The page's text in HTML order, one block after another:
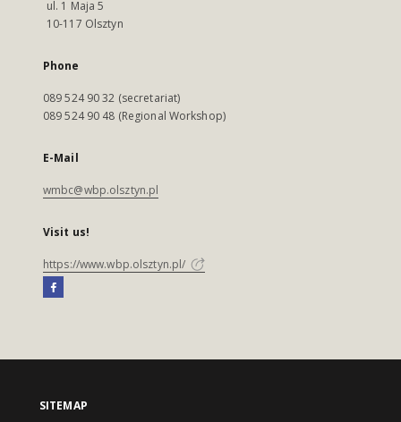
ul. 1 Maja 5
10-117 Olsztyn
Phone
089 524 90 32 (secretariat)
089 524 90 48 (Regional Workshop)
E-Mail
wmbc@wbp.olsztyn.pl
Visit us!
https://www.wbp.olsztyn.pl/
SITEMAP